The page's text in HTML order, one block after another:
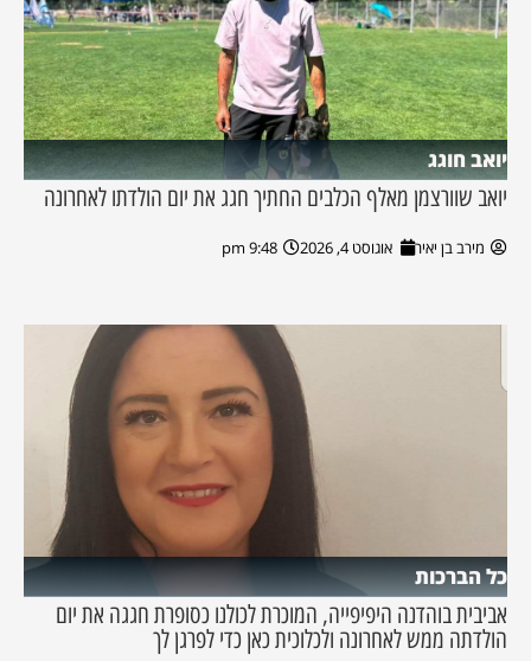
יואב חוגג
יואב שוורצמן מאלף הכלבים החתיך חגג את יום הולדתו לאחרונה
מירב בן יאיר אוגוסט 4, 2026 9:48 pm
כל הברכות
אביבית בוהדנה היפיפייה, המוכרת לכולנו כסופרת חגגה את יום
הולדתה ממש לאחרונה ולכלוכית כאן כדי לפרגן לך